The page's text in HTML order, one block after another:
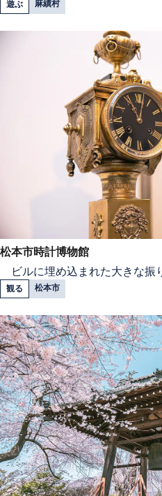
遊ぶ 麻績村
松本市時計博物館
ビルに埋め込まれた大きな振
観る 松本市